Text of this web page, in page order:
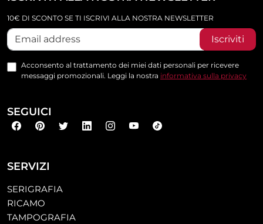
SERVIZI
SERIGRAFIA
RICAMO
TAMPOGRAFIA
10€ DI SCONTO SE TI ISCRIVI ALLA NOSTRA NEWSLETTER
Iscriviti
Acconsento al trattamento dei miei dati personali per ricevere
messaggi promozionali. Leggi la nostra informativa sulla privacy
SEGUICI